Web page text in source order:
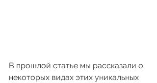
В прошлой статье мы рассказали о
некоторых видах этих уникальных